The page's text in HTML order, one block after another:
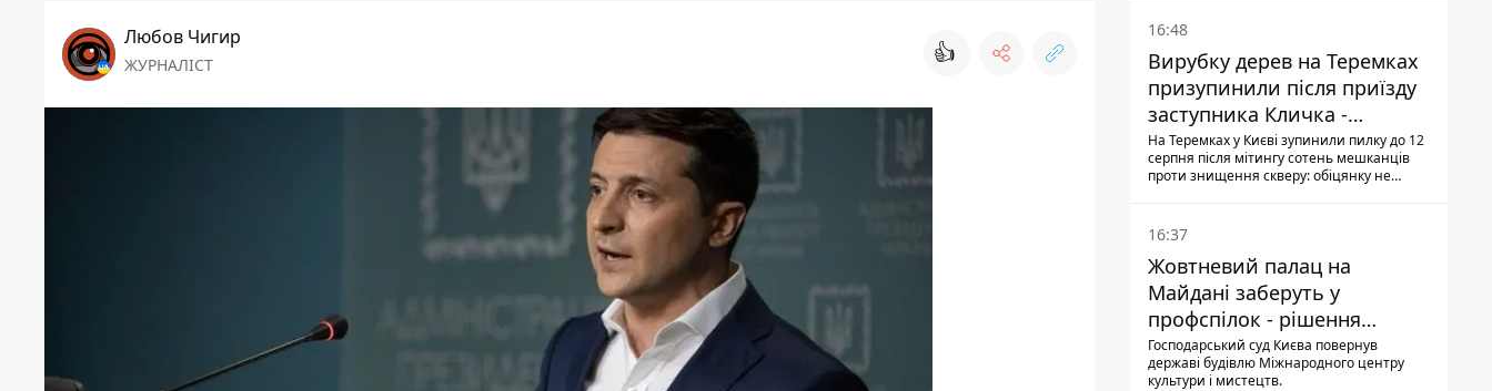
Любов Чигир
ЖУРНАЛІСТ 👍
16:48
Вирубку дерев на Теремках
призупинили після приїзду
заступника Кличка -
почався діалог
На Теремках у Києві зупинили пилку до 12
серпня після мітингу сотень мешканців
проти знищення скверу: обіцянку не
прибув налагодити комунікацію
16:37
Жовтневий палац на
Майдані заберуть у
профспілок - рішення
Господарського суду
Господарський суд Києва повернув
державі будівлю Міжнародного центру
культури і мистецтв.